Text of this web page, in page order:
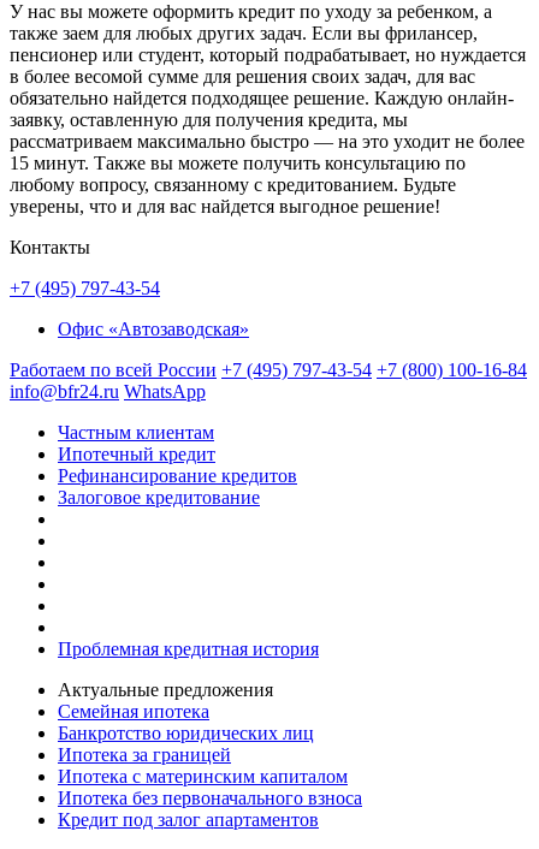
У нас вы можете оформить кредит по уходу за ребенком, а
также заем для любых других задач. Если вы фрилансер,
пенсионер или студент, который подрабатывает, но нуждается
в более весомой сумме для решения своих задач, для вас
обязательно найдется подходящее решение. Каждую онлайн-
заявку, оставленную для получения кредита, мы
рассматриваем максимально быстро — на это уходит не более
15 минут. Также вы можете получить консультацию по
любому вопросу, связанному с кредитованием. Будьте
уверены, что и для вас найдется выгодное решение!
Контакты
+7 (495) 797-43-54
Офис «Автозаводская»
Работаем по всей России +7 (495) 797-43-54 +7 (800) 100-16-84
info@bfr24.ru WhatsApp
Частным клиентам
Ипотечный кредит
Рефинансирование кредитов
Залоговое кредитование
Проблемная кредитная история
Актуальные предложения
Семейная ипотека
Банкротство юридических лиц
Ипотека за границей
Ипотека с материнским капиталом
Ипотека без первоначального взноса
Кредит под залог апартаментов